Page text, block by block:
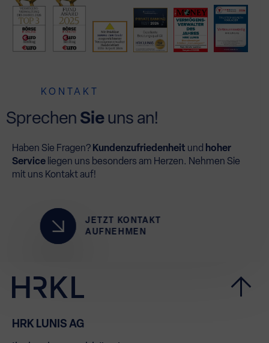
KONTAKT
Sprechen Sieuns an!
Haben Sie Fragen? Kundenzufriedenheit und hoher
Service liegen uns besonders am Herzen. Nehmen Sie
mit uns Kontakt auf!
JETZT KONTAKT
AUFNEHMEN
HRK LUNIS AG